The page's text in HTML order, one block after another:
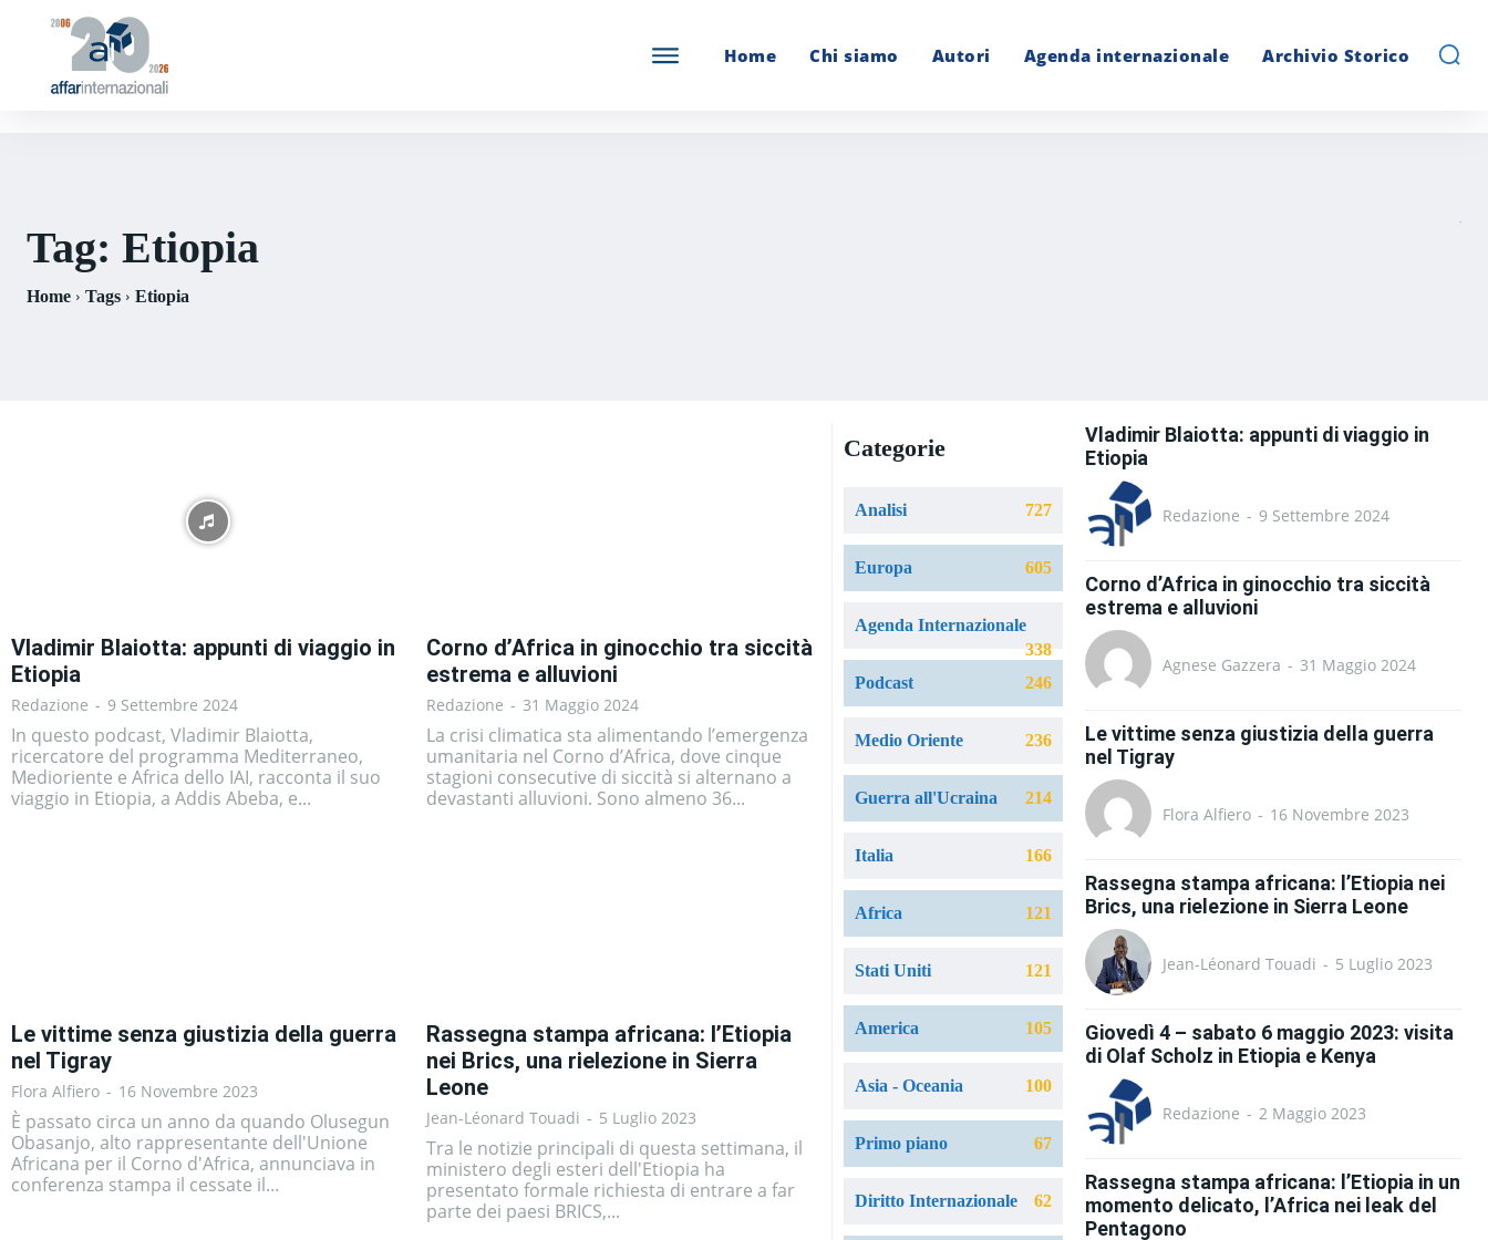
Home Chi siamo Autori Agenda internazionale Archivio Storico
Tag: Etiopia
Home Tags Etiopia
Vladimir Blaiotta: appunti di viaggio in
Etiopia
Redazione - 9 Settembre 2024
In questo podcast, Vladimir Blaiotta,
ricercatore del programma Mediterraneo,
Medioriente e Africa dello IAI, racconta il suo
viaggio in Etiopia, a Addis Abeba, e...
Corno d’Africa in ginocchio tra siccità
estrema e alluvioni
Redazione - 31 Maggio 2024
La crisi climatica sta alimentando l’emergenza
umanitaria nel Corno d’Africa, dove cinque
stagioni consecutive di siccità si alternano a
devastanti alluvioni. Sono almeno 36...
Le vittime senza giustizia della guerra
nel Tigray
Flora Alfiero - 16 Novembre 2023
È passato circa un anno da quando Olusegun
Obasanjo, alto rappresentante dell'Unione
Africana per il Corno d'Africa, annunciava in
conferenza stampa il cessate il...
Rassegna stampa africana: l’Etiopia
nei Brics, una rielezione in Sierra
Leone
Jean-Léonard Touadi - 5 Luglio 2023
Tra le notizie principali di questa settimana, il
ministero degli esteri dell'Etiopia ha
presentato formale richiesta di entrare a far
parte dei paesi BRICS,...
Categorie
Analisi 727
Europa 605
Agenda Internazionale
338
Podcast
246
Medio Oriente 236
Guerra all'Ucraina 214
Italia 166
Africa 121
Stati Uniti 121
America 105
Asia - Oceania 100
Primo piano 67
Diritto Internazionale 62
Vladimir Blaiotta: appunti di viaggio in
Etiopia
Redazione - 9 Settembre 2024
Corno d’Africa in ginocchio tra siccità
estrema e alluvioni
Agnese Gazzera - 31 Maggio 2024
Le vittime senza giustizia della guerra
nel Tigray
Flora Alfiero - 16 Novembre 2023
Rassegna stampa africana: l’Etiopia nei
Brics, una rielezione in Sierra Leone
Jean-Léonard Touadi - 5 Luglio 2023
Giovedì 4 – sabato 6 maggio 2023: visita
di Olaf Scholz in Etiopia e Kenya
Redazione - 2 Maggio 2023
Rassegna stampa africana: l’Etiopia in un
momento delicato, l’Africa nei leak del
Pentagono